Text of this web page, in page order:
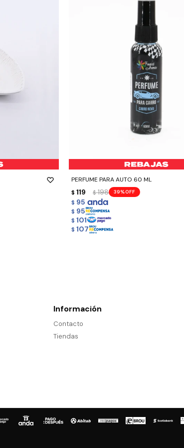
PERFUME PARA AUTO 60 ML
$ 119 $ 198 39
$ 95
$ 95
$ 101
$ 107
- +
Información
Contacto
Tiendas